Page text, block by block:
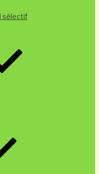
sélectif